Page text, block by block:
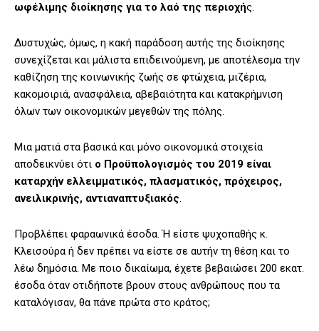
ωφέλιμης διοίκησης για το λαό της περιοχής.
Δυστυχώς, όμως, η κακή παράδοση αυτής της διοίκησης
συνεχίζεται και μάλιστα επιδεινούμενη, με αποτέλεσμα την
καθίζηση της κοινωνικής ζωής σε φτώχεια, μιζέρια,
κακομοιριά, ανασφάλεια, αβεβαιότητα και κατακρήμνιση
όλων των οικονομικών μεγεθών της πόλης.
Μια ματιά στα βασικά και μόνο οικονομικά στοιχεία
αποδεικνύει ότι ο Προϋπολογισμός του 2019 είναι
καταρχήν ελλειμματικός, πλασματικός, πρόχειρος,
ανειλικρινής, αντιαναπτυξιακός.
Προβλέπει φαραωνικά έσοδα. Ή είστε ψυχοπαθής κ.
Κλεισούρα ή δεν πρέπει να είστε σε αυτήν τη θέση και το
λέω δημόσια. Με ποιο δικαίωμα, έχετε βεβαιώσει 200 εκατ.
έσοδα όταν οτιδήποτε βρουν στους ανθρώπους που τα
καταλόγισαν, θα πάνε πρώτα στο κράτος;